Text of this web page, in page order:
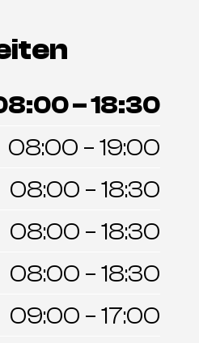
– 18:30
08:00 – 19:00
08:00 – 18:30
08:00 – 18:30
08:00 – 18:30
09:00 – 17:00